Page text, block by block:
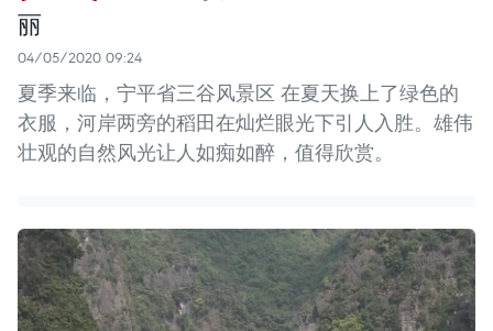
丽
04/05/2020 09:24
夏季来临，宁平省三谷风景区 在夏天换上了绿色的
衣服，河岸两旁的稻田在灿烂眼光下引人入胜。雄伟
壮观的自然风光让人如痴如醉，值得欣赏。